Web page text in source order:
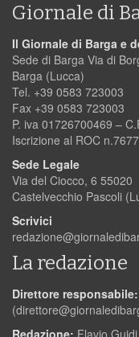
Giornale di
Il Giornale di Barga e
Sede di Barga Via di
Barga (Lucca)
Tel. +39 0583 723003
Fax +39 0583 723003
P. iva 01726700469 –
Iscrizione al ROC
Sede Legale
Via del Ciocco, 6 55020
Castelvecchio Pascoli
Scrivici
La redazione
Direttore responsabile:
(
Redazione: Flavio